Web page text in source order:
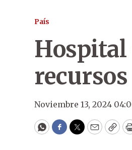
País
Hospital
Noviembre 13, 2024
WhatsApp
Facebook
Twitter
Email